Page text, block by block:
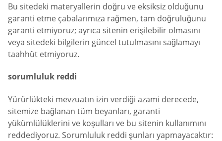
Bu sitedeki materyallerin doğru ve eksiksiz olduğunu
garanti etme çabalarımıza rağmen, tam doğruluğunu
garanti etmiyoruz; ayrıca sitenin erişilebilir olmasını
veya sitedeki bilgilerin güncel tutulmasını sağlamayı
taahhüt etmiyoruz.
sorumluluk reddi
Yürürlükteki mevzuatın izin verdiği azami derecede,
sitemize bağlanan tüm beyanları, garanti
yükümlülüklerini ve koşulları ve bu sitenin kullanımını
reddediyoruz. Sorumluluk reddi şunları yapmayacaktır: